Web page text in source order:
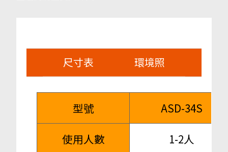
尺寸表 環境照
型號 ASD-34S
使用人數 1-2人